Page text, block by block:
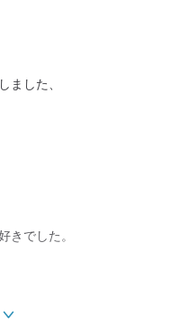
した、
きでした。